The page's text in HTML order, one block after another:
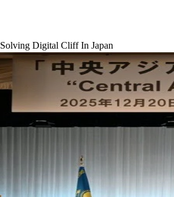
Solving Digital Cliff In Japan